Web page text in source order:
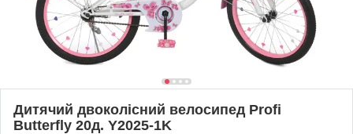
Дитячий двоколісний велосипед Profi
Butterfly 20д. Y2025-1K